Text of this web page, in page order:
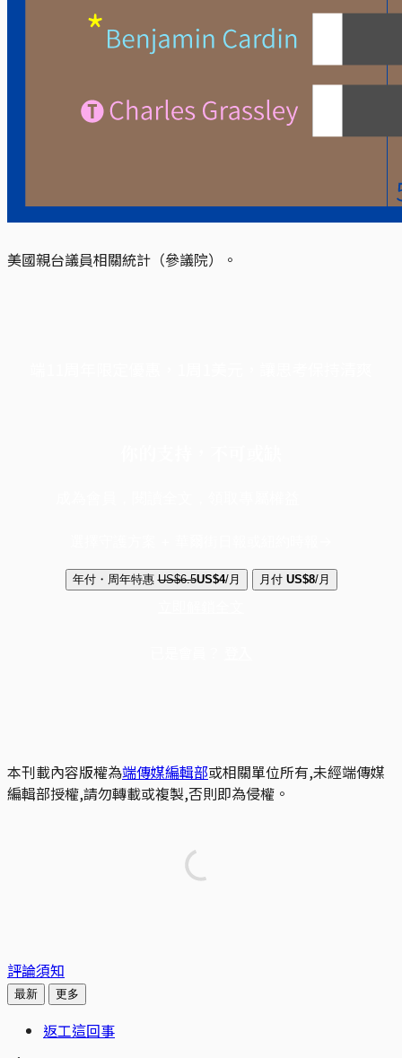
美國親台議員相關統計（參議院）。
年付・周年特惠 US$6.5US$4/月 月付 US$8/月
本刊載內容版權為端傳媒編輯部或相關單位所有,未經端傳媒
編輯部授權,請勿轉載或複製,否則即為侵權。
評論須知
最新 更多
返工這回事